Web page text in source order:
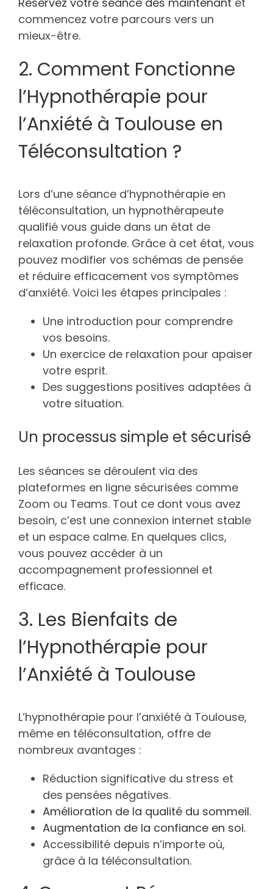
commencez votre parcours vers un
mieux-être.
2. Comment Fonctionne
l’Hypnothérapie pour
l’Anxiété à Toulouse en
Téléconsultation ?
Lors d’une séance d’hypnothérapie en
téléconsultation, un hypnothérapeute
qualifié vous guide dans un état de
relaxation profonde. Grâce à cet état, vous
pouvez modifier vos schémas de pensée
et réduire efficacement vos symptômes
d’anxiété. Voici les étapes principales :
Une introduction pour comprendre
vos besoins.
Un exercice de relaxation pour apaiser
votre esprit.
Des suggestions positives adaptées à
votre situation.
Un processus simple et sécurisé
Les séances se déroulent via des
plateformes en ligne sécurisées comme
Zoom ou Teams. Tout ce dont vous avez
besoin, c’est une connexion internet stable
et un espace calme. En quelques clics,
vous pouvez accéder à un
accompagnement professionnel et
efficace.
3. Les Bienfaits de
l’Hypnothérapie pour
l’Anxiété à Toulouse
L’hypnothérapie pour l’anxiété à Toulouse,
même en téléconsultation, offre de
nombreux avantages :
Réduction significative du stress et
des pensées négatives.
Amélioration de la qualité du sommeil.
Augmentation de la confiance en soi.
Accessibilité depuis n’importe où,
grâce à la téléconsultation.